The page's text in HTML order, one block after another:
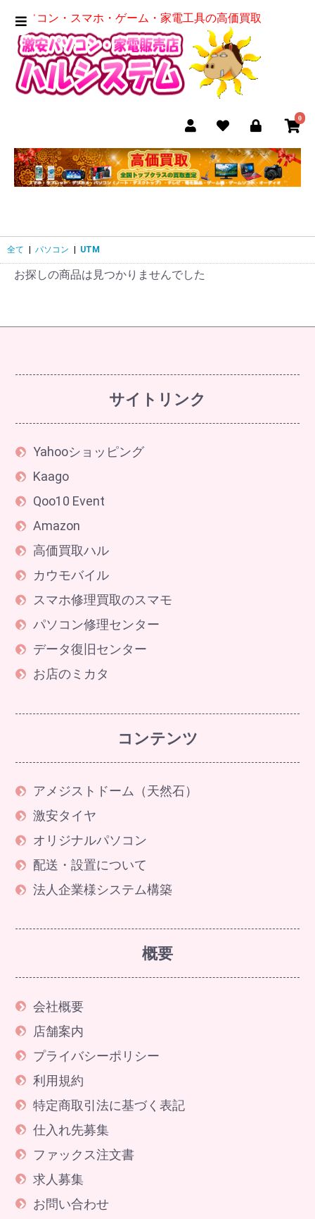
パソコン・スマホ・ゲーム・家電工具の高価買取
0
全て | パソコン | UTM
お探しの商品は見つかりませんでした
サイトリンク
Yahooショッピング
Kaago
Qoo10 Event
Amazon
高価買取ハル
カウモバイル
スマホ修理買取のスマモ
パソコン修理センター
データ復旧センター
お店のミカタ
コンテンツ
アメジストドーム（天然石）
激安タイヤ
オリジナルパソコン
配送・設置について
法人企業様システム構築
概要
会社概要
店舗案内
プライバシーポリシー
利用規約
特定商取引法に基づく表記
仕入れ先募集
ファックス注文書
求人募集
お問い合わせ